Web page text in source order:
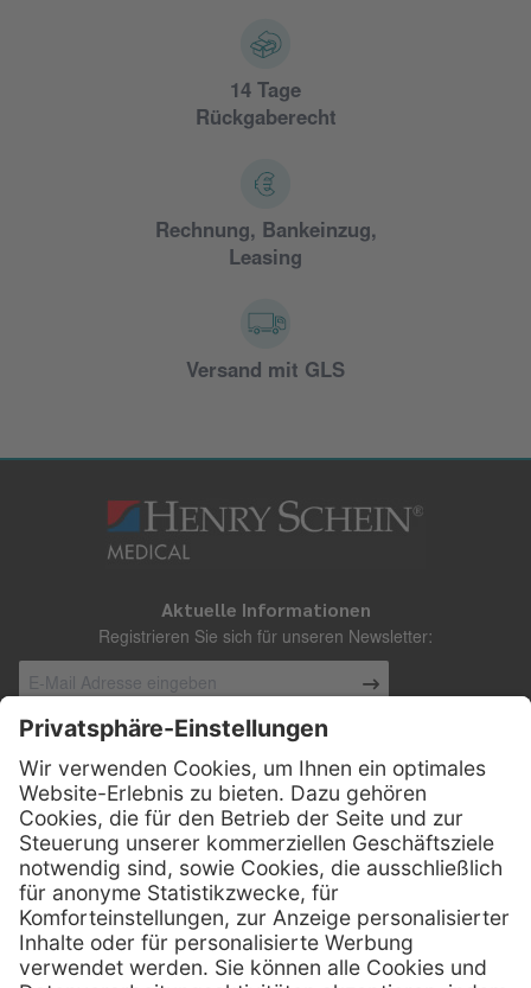
14 Tage
Rückgaberecht
Rechnung, Bankeinzug,
Leasing
Versand mit GLS
Aktuelle Informationen
Registrieren Sie sich für unseren Newsletter:
Kontakt
Henry Schein Medical Austria GmbH
Schönbrunner Straße 297
A-1120 Wien
01 / 718 19 61 99
Telefax:01 / 718 19 61 23
E-Mail: info @ henryscheinmed.at